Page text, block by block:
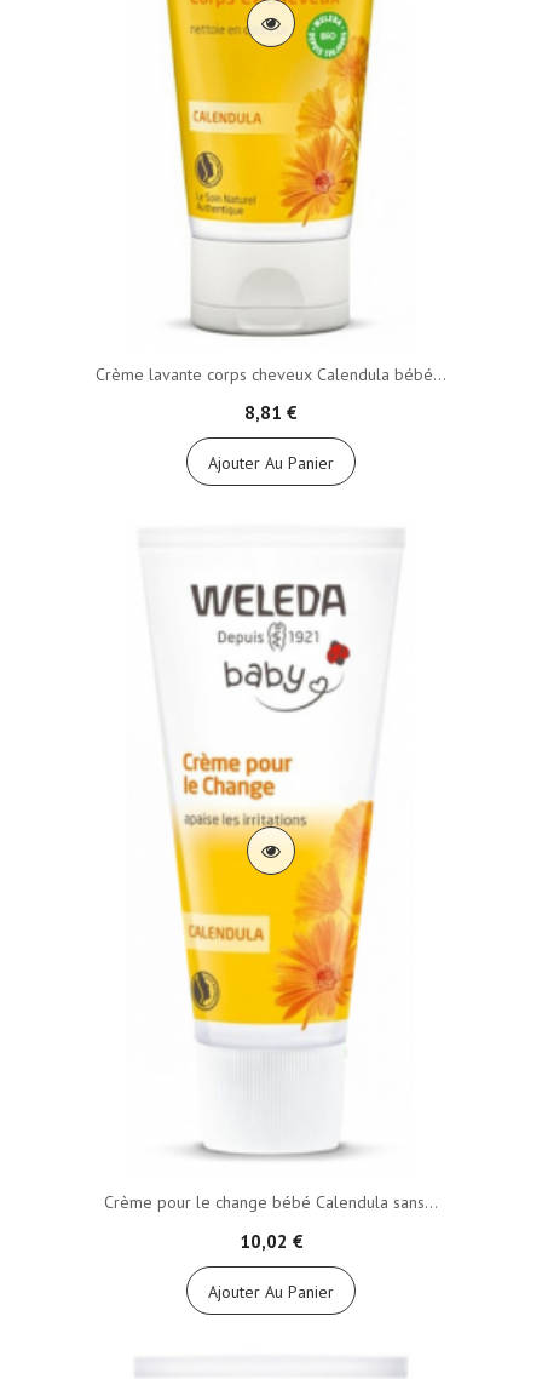
Crème lavante corps cheveux Calendula bébé...
8,81 €
Ajouter Au Panier
Crème pour le change bébé Calendula sans...
10,02 €
Ajouter Au Panier